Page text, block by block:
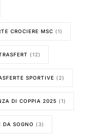
CROCIERE MSC (1)
(12)
SPORTIVE (2)
DI COPPIA 2025 (1)
DA SOGNO (3)